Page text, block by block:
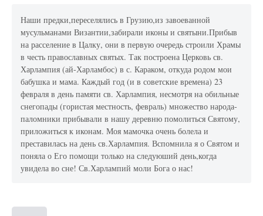
Наши предки,переселялись в Грузию,из завоеванной
мусульманами Византии,забирали иконы и святыни.Прибыв
на расселение в Цалку, они в первую очередь строили Храмы
в честь православных святых. Так построена Церковь св.
Харлампия (ай-Харламбос) в с. Караком, откуда родом мои
бабушка и мама. Каждый год (и в советские времена) 23
февраля в день памяти св. Харлампия, несмотря на обильные
снегопады (гористая местность, февраль) множество народа-
паломники прибывали в нашу деревню помолиться Святому,
приложиться к иконам. Моя мамочка очень болела и
преставилась на день св.Харлампия. Вспомнила я о Святом и
поняла о Его помощи только на следуюший день,когда
увидела во сне! Св.Харлампий моли Бога о нас!